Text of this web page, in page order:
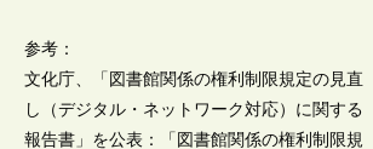
参考：
文化庁、「図書館関係の権利制限規定の見直
し（デジタル・ネットワーク対応）に関する
報告書」を公表：「図書館関係の権利制限規